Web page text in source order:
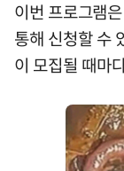
이번 프로그램
통해 신청할 수
이 모집될 때마